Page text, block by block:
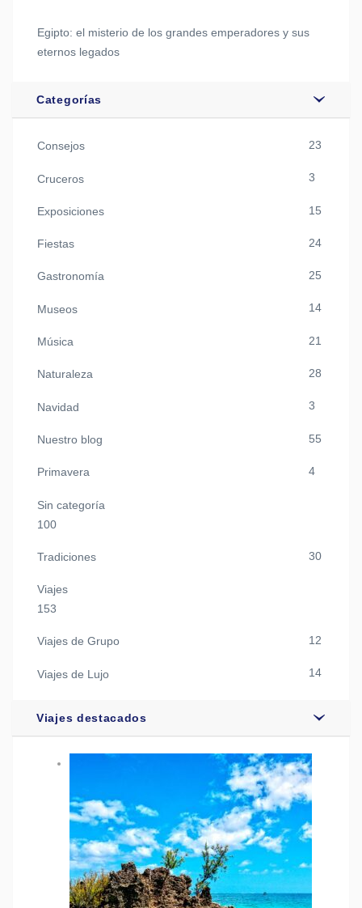
Egipto: el misterio de los grandes emperadores y sus
eternos legados
Categorías
Consejos 23
Cruceros 3
Exposiciones 15
Fiestas 24
Gastronomía 25
Museos 14
Música 21
Naturaleza 28
Navidad 3
Nuestro blog 55
Primavera 4
Sin categoría
100
Tradiciones 30
Viajes
153
Viajes de Grupo 12
Viajes de Lujo 14
Viajes destacados